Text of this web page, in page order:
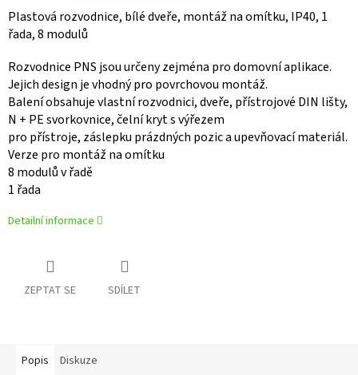
Plastová rozvodnice, bílé dveře, montáž na omítku, IP40, 1
řada, 8 modulů
Rozvodnice PNS jsou určeny zejména pro domovní aplikace.
Jejich design je vhodný pro povrchovou montáž.
Balení obsahuje vlastní rozvodnici, dveře, přístrojové DIN lišty,
N + PE svorkovnice, čelní kryt s výřezem
pro přístroje, záslepku prázdných pozic a upevňovací materiál.
Verze pro montáž na omítku
8 modulů v řadě
1 řada
Detailní informace
ZEPTAT SE SDÍLET
Popis Diskuze